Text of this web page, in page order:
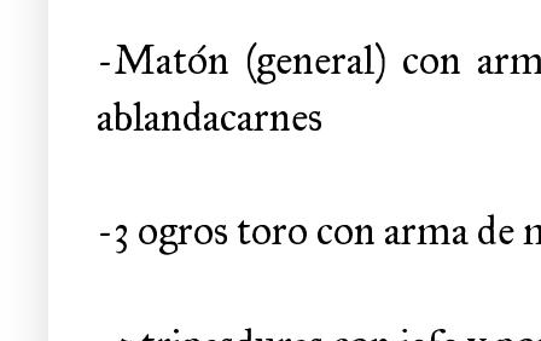
-Matón (general) con
ablandacarnes
-3 ogros toro con arma de